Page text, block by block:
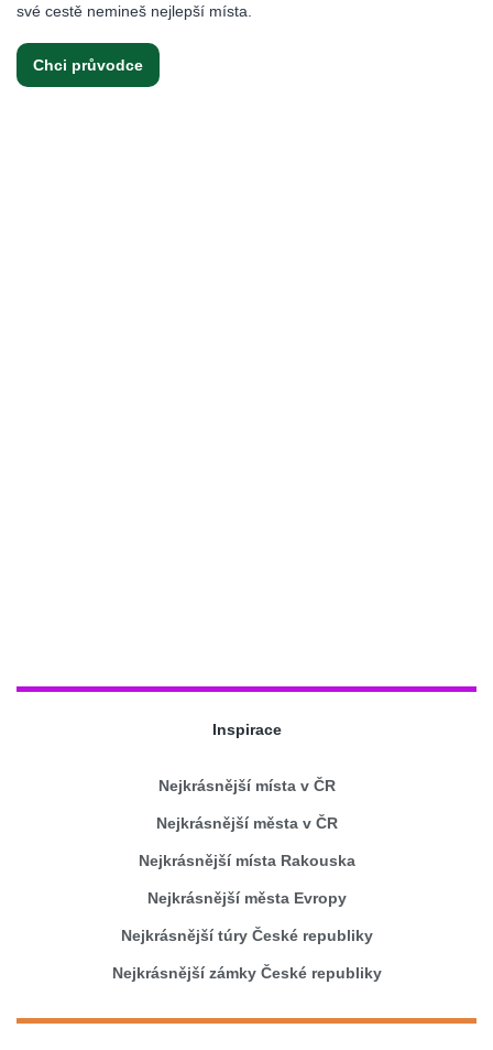
své cestě nemineš nejlepší místa.
Chci průvodce
Inspirace
Nejkrásnější místa v ČR
Nejkrásnější města v ČR
Nejkrásnější místa Rakouska
Nejkrásnější města Evropy
Nejkrásnější túry České republiky
Nejkrásnější zámky České republiky